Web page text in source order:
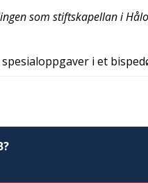
som stiftskapellan i
i et